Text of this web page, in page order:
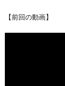
【前回の動画】